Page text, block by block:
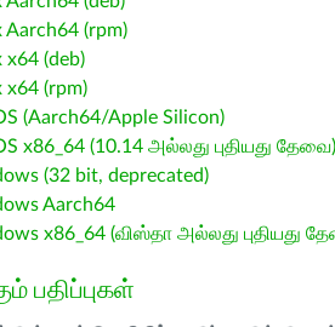
Aarch64 (rpm)
x64 (deb)
x64 (rpm)
(Aarch64/Apple Silicon)
x86_64 (10.14 அல்லது புதியது தேவை)
(32 bit, deprecated)
Aarch64
x86_64 (விஸ்தா அல்லது புதியது
பதிப்புகள்